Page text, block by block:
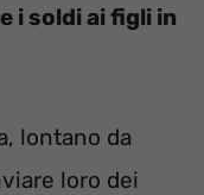
i soldi ai figli in
lontano da
loro dei